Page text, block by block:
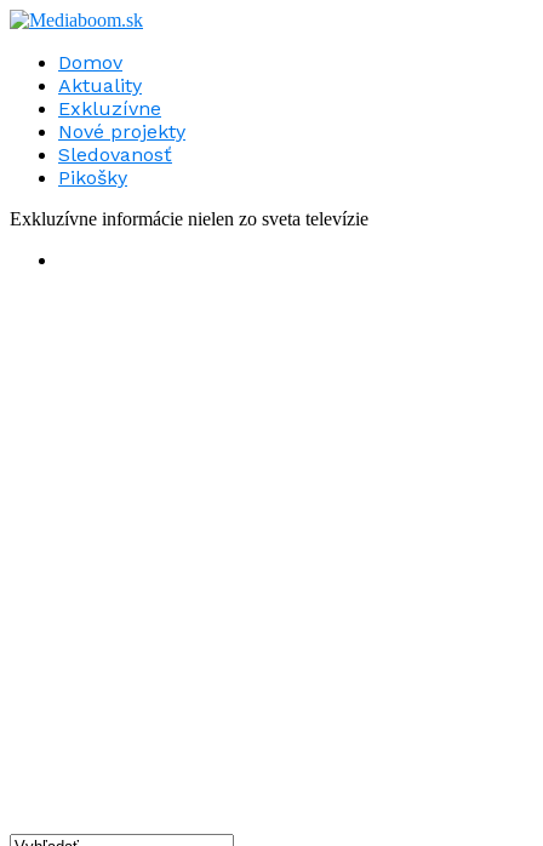
Domov
Aktuality
Exkluzívne
Nové projekty
Sledovanosť
Pikošky
Exkluzívne informácie nielen zo sveta televízie